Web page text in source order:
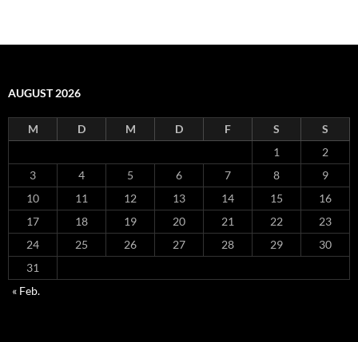
AUGUST 2026
M D M D F S
S
1
2
3
4 5 6 7 8
9
10
11 12 13 14 15
16
17
18 19 20 21 22
23
24
25 26 27 28 29
30
31
« Feb.